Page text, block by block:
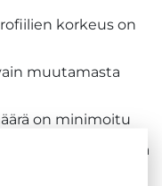
korkeus on
muutamasta
on minimoitu
tehtaalla, ja